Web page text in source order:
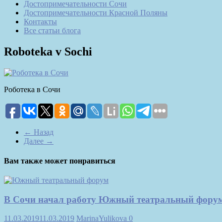
Достопримечательности Сочи
Достопримечательности Красной Поляны
Контакты
Все статьи блога
Roboteka v Sochi
Роботека в Сочи
← Назад
Далее →
Вам также может понравиться
В Сочи начал работу Южный театральный
11.03.201911.03.2019 MarinaYulikova 0